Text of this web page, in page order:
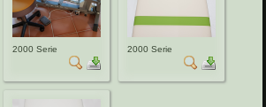
2000 Serie 2000 Serie